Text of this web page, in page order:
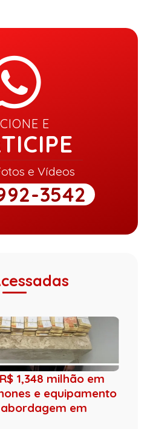
E
e Vídeos
3542
1,348 milhão em
e equipamento
em